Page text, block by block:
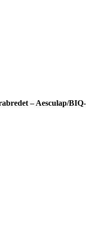
– Aesculap/BIQ-